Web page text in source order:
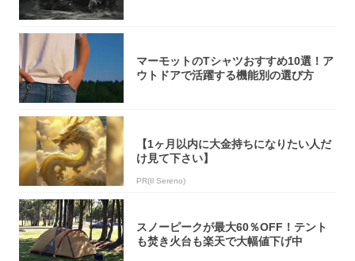
マーモットのTシャツおすすめ10選！ア
ウトドアで活躍する機能別の選び方
【1ヶ月以内に大金持ちになりたい人だ
け見て下さい】
PR(Il Sereno)
スノーピークが最大60％OFF！テント
も焚き火台も楽天で大幅値下げ中